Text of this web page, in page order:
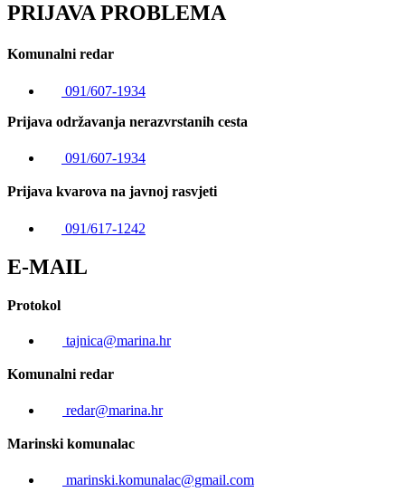
PRIJAVA PROBLEMA
Komunalni redar
091/607-1934
Prijava održavanja nerazvrstanih cesta
091/607-1934
Prijava kvarova na javnoj rasvjeti
091/617-1242
E-MAIL
Protokol
tajnica@marina.hr
Komunalni redar
redar@marina.hr
Marinski komunalac
marinski.komunalac@gmail.com